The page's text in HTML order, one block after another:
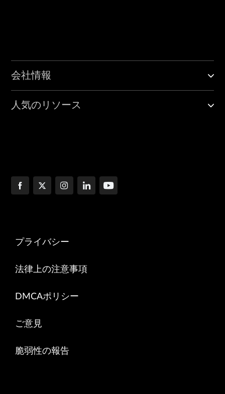
会社情報
人気のリソース
プライバシー
法律上の注意事項
DMCAポリシー
ご意見
脆弱性の報告